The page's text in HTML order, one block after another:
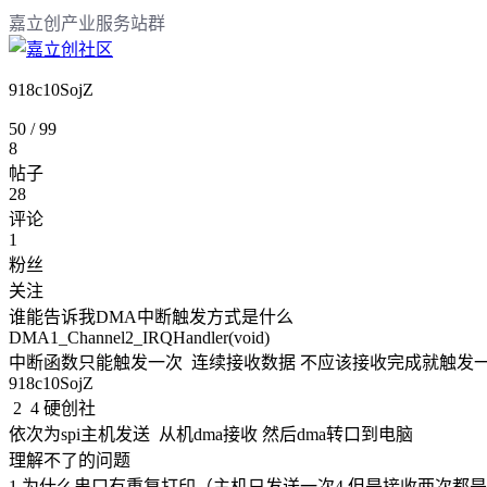
嘉立创产业服务站群
918c10SojZ
50 /99
8
帖子
28
评论
1
粉丝
关注
谁能告诉我DMA中断触发方式是什么
DMA1_Channel2_IRQHandler(void)
中断函数只能触发一次  连续接收数据 不应该接收完成就触发
918c10SojZ
2 4 硬创社
依次为spi主机发送  从机dma接收 然后dma转口到电脑
理解不了的问题